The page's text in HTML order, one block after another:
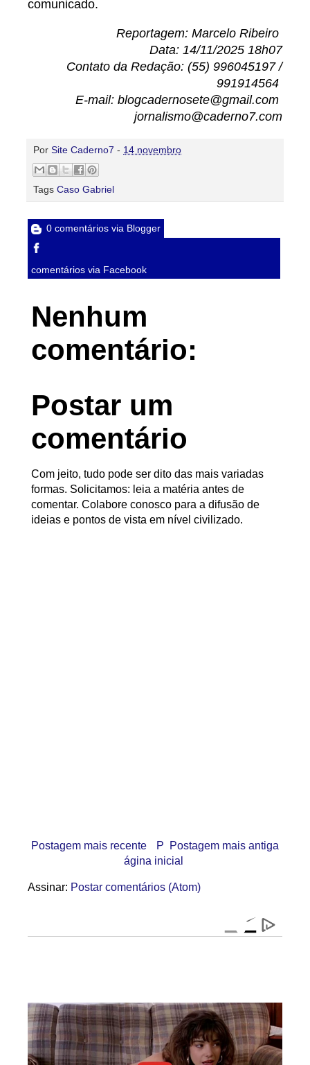
comunicado.
Reportagem: Marcelo Ribeiro
Data: 14/11/2025 18h07
Contato da Redação: (55) 996045197 /
991914564
E-mail: blogcadernosete@gmail.com
jornalismo@caderno7.com
Por Site Caderno7 - 14 novembro
Tags Caso Gabriel
0 comentários via Blogger
comentários via Facebook
Nenhum
comentário:
Postar um
comentário
Com jeito, tudo pode ser dito das mais variadas
formas. Solicitamos: leia a matéria antes de
comentar. Colabore conosco para a difusão de
ideias e pontos de vista em nível civilizado.
Postagem mais recente Postagem mais antiga
P
ágina inicial
Assinar: Postar comentários (Atom)